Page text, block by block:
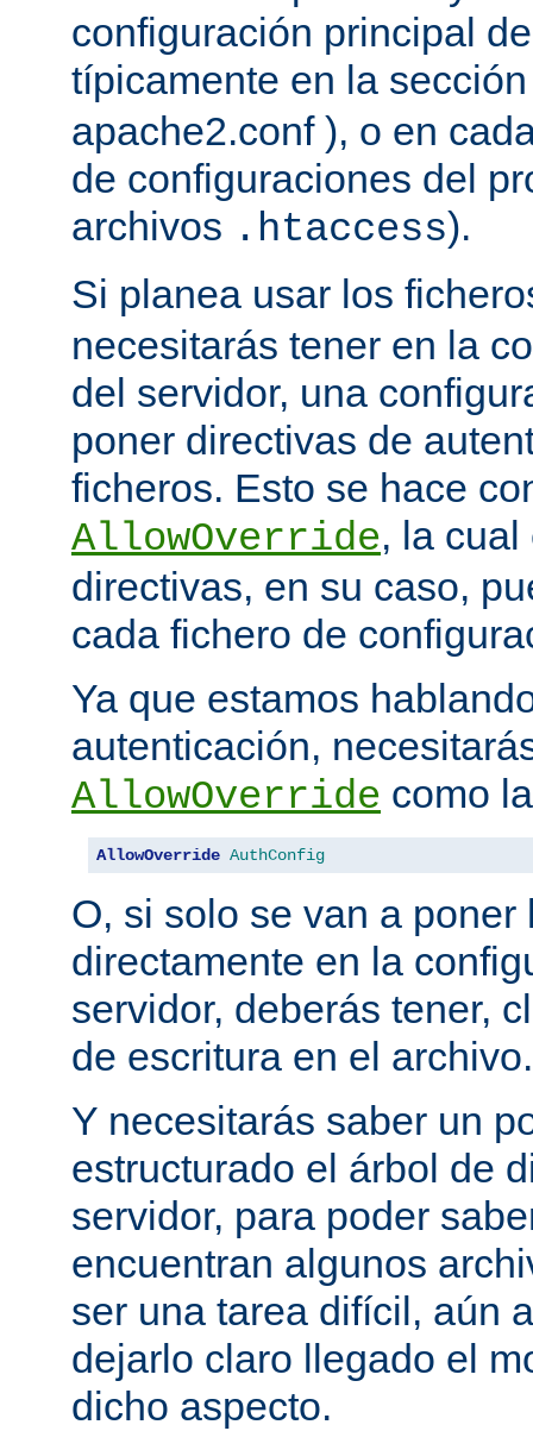
configuración principal
típicamente en la
apache2.conf ), o en
de configuraciones del
archivos .htaccess).
Si planea usar los
necesitarás tener en la
del servidor, una
poner directivas de
ficheros. Esto se hace
AllowOverride, la
directivas, en su caso,
cada fichero de
Ya que estamos
autenticación,
AllowOverride como
AllowOverride AuthConfig
O, si solo se van a poner
directamente en la
servidor, deberás tener,
de escritura en el archivo.
Y necesitarás saber un
estructurado el árbol de
servidor, para poder
encuentran algunos
ser una tarea difícil, aún
dejarlo claro llegado el
dicho aspecto.